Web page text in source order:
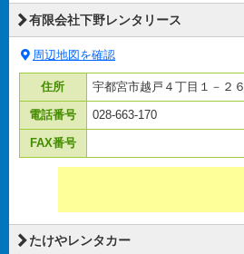
有限会社下野レンタリース
周辺地図を確認
住所 宇都宮市越戸４丁目１－２６
電話番号 028-663-170
FAX番号
たけやレンタカー